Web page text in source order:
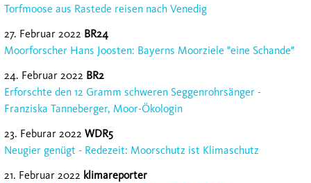
Torfmoose aus Rastede reisen nach Venedig
27. Februar 2022 BR24
Moorforscher Hans Joosten: Bayerns Moorziele "eine Schande"
24. Februar 2022 BR2
Erforschte den 12 Gramm schweren Seggenrohrsänger -
Franziska Tanneberger, Moor-Ökologin
23. Feburar 2022 WDR5
Neugier genügt - Redezeit: Moorschutz ist Klimaschutz
21. Februar 2022 klimareporter